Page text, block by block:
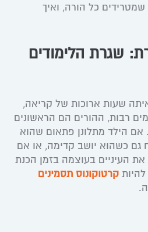
שמטרידים כל הורה, ואיך
שגרת הלימודים
שעות ארוכות של קריאה,
רבות, ההורים הם הראשונים
הילד מתלונן פתאום שהוא
גם כשהוא יושב קדימה, או אם
העיניים בעוצמה בזמן הכנת
קרטוקונוס תסמינים